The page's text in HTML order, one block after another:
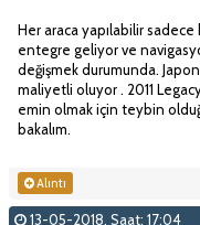
Her araca yapılabilir
entegre geliyor ve
değişmek durumunda.
maliyetli oluyor . 2011
emin olmak için teybin
bakalım.
Alıntı
13-05-2018, Saat: 17:04